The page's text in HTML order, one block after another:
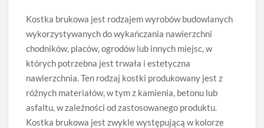
Kostka brukowa jest rodzajem wyrobów budowlanych
wykorzystywanych do wykańczania nawierzchni
chodników, placów, ogrodów lub innych miejsc, w
których potrzebna jest trwała i estetyczna
nawierzchnia. Ten rodzaj kostki produkowany jest z
różnych materiałów, w tym z kamienia, betonu lub
asfaltu, w zależności od zastosowanego produktu.
Kostka brukowa jest zwykle występującą w kolorze